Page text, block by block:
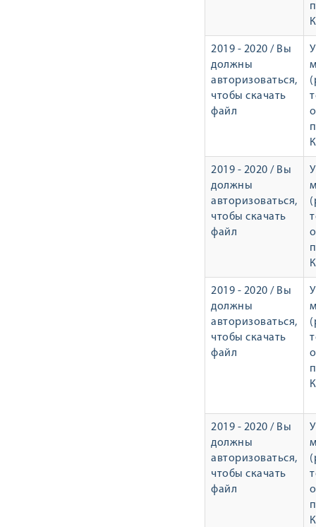
2019 - 2020 / Вы
должны
авторизоваться,
чтобы скачать
файл
2019 - 2020 / Вы
должны
авторизоваться,
чтобы скачать
файл
2019 - 2020 / Вы
должны
авторизоваться,
чтобы скачать
файл
2019 - 2020 / Вы
должны
авторизоваться,
чтобы скачать
файл